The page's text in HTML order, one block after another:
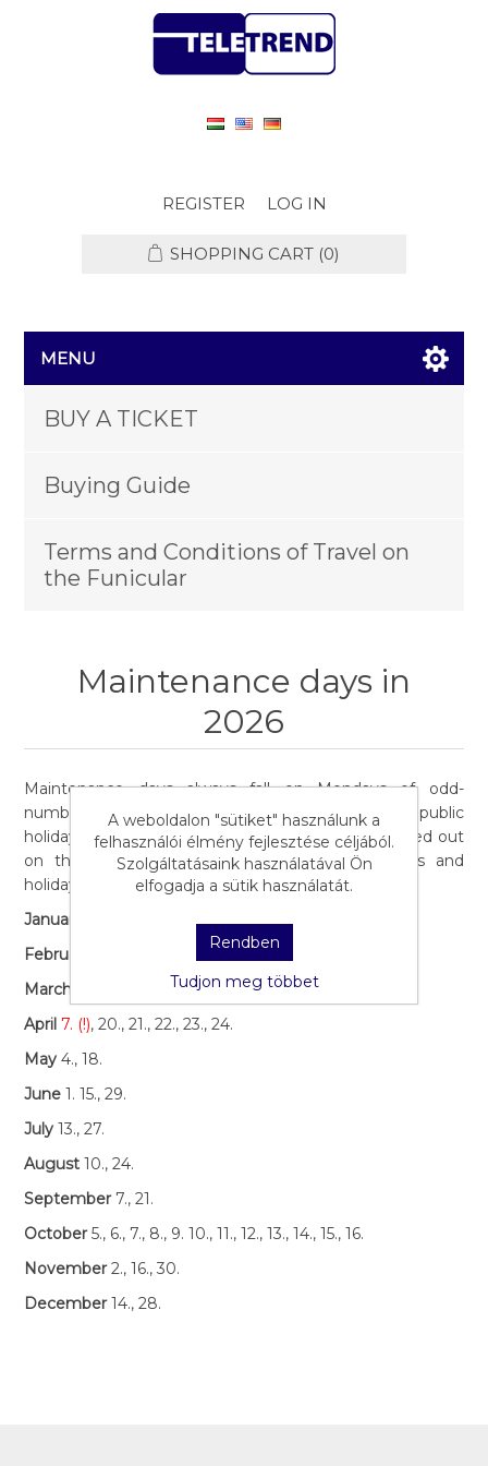
REGISTER LOG IN
SHOPPING CART (0)
MENU
BUY A TICKET
Buying Guide
Terms and Conditions of Travel on
the Funicular
Maintenance days in
2026
Maintenance days always fall on Mondays of odd-
numbered weeks, unless they are holidays or public
holidays. In this case, the maintenance work is carried out
on the first working day after non-working days and
holidays.
January
February
March
April 7. (!), 20., 21., 22., 23., 24.
May 4., 18.
June 1. 15., 29.
July 13., 27.
August 10., 24.
September7., 21.
October5., 6., 7., 8., 9. 10., 11., 12., 13., 14., 15., 16.
November2., 16., 30.
December14., 28.
A weboldalon "sütiket" használunk a
felhasználói élmény fejlesztése céljából.
Szolgáltatásaink használatával Ön
elfogadja a sütik használatát.
Rendben
Tudjon meg többet